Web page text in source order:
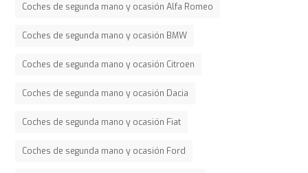
Coches de segunda mano y ocasión Alfa Romeo
Coches de segunda mano y ocasión BMW
Coches de segunda mano y ocasión Citroen
Coches de segunda mano y ocasión Dacia
Coches de segunda mano y ocasión Fiat
Coches de segunda mano y ocasión Ford